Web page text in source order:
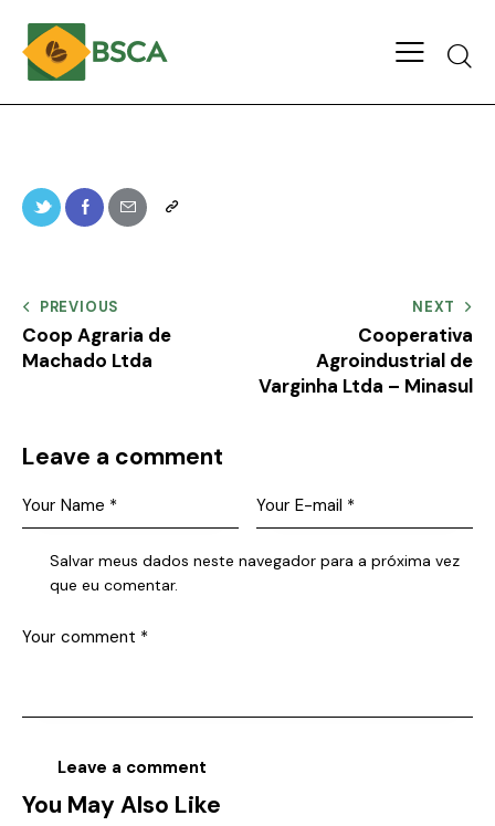
PREVIOUS
Coop Agraria de
Machado Ltda
NEXT
Cooperativa
Agroindustrial de
Varginha Ltda – Minasul
Leave a comment
Salvar meus dados neste navegador para a próxima vez
que eu comentar.
You May Also Like